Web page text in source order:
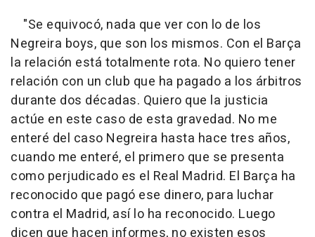
"Se equivocó, nada que ver con lo de los
Negreira boys, que son los mismos. Con el Barça
la relación está totalmente rota. No quiero tener
relación con un club que ha pagado a los árbitros
durante dos décadas. Quiero que la justicia
actúe en este caso de esta gravedad. No me
enteré del caso Negreira hasta hace tres años,
cuando me enteré, el primero que se presenta
como perjudicado es el Real Madrid. El Barça ha
reconocido que pagó ese dinero, para luchar
contra el Madrid, así lo ha reconocido. Luego